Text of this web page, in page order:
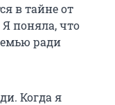
в тайне от
поняла, что
ради
Когда я